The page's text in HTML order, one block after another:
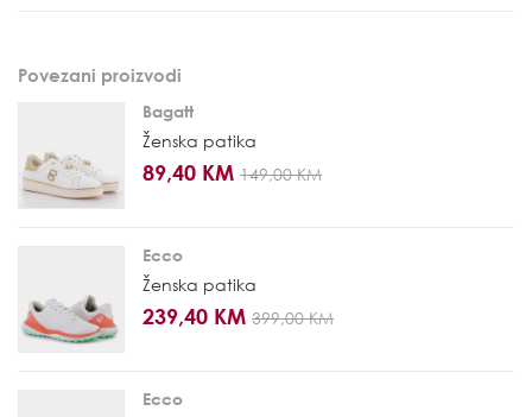
Povezani proizvodi
Bagatt
Ženska patika
89,40 KM 149,00 KM
Ecco
Ženska patika
239,40 KM 399,00 KM
Ecco